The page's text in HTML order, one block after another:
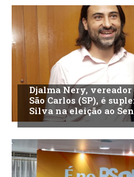
Djalma Nery,
São Carlos (SP), é
Silva na eleição ao